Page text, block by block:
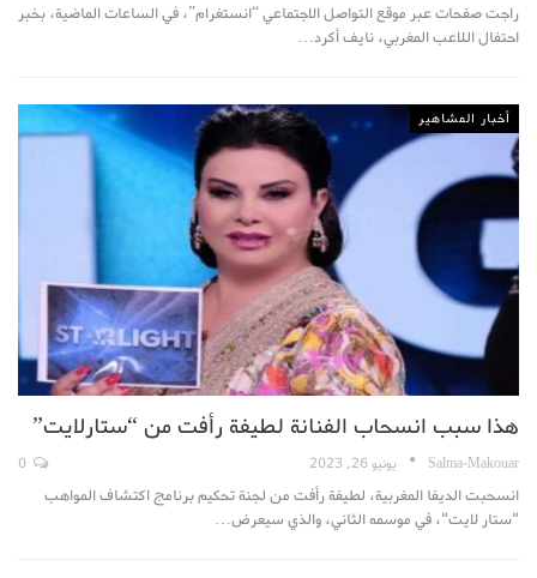
راجت صفحات عبر موقع التواصل الاجتماعي “انستغرام”، في الساعات الماضية، بخبر
احتفال اللاعب المغربي، نايف أكرد…
أخبار المشاهير
هذا سبب انسحاب الفنانة لطيفة رأفت من “ستارلايت”
Salma-Makouar يونيو 26, 2023
انسحبت الديفا المغربية، لطيفة رأفت من لجنة تحكيم برنامج اكتشاف المواهب
"ستار لايت"، في موسمه الثاني، والذي سيعرض…